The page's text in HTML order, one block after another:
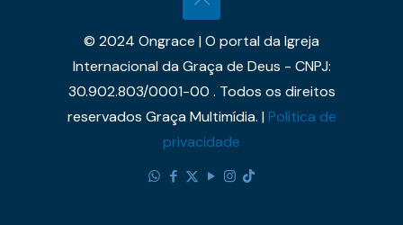
© 2024 Ongrace | O portal da Igreja
Internacional da Graça de Deus - CNPJ:
30.902.803/0001-00 . Todos os direitos
reservados Graça Multimídia. |Política de
privacidade